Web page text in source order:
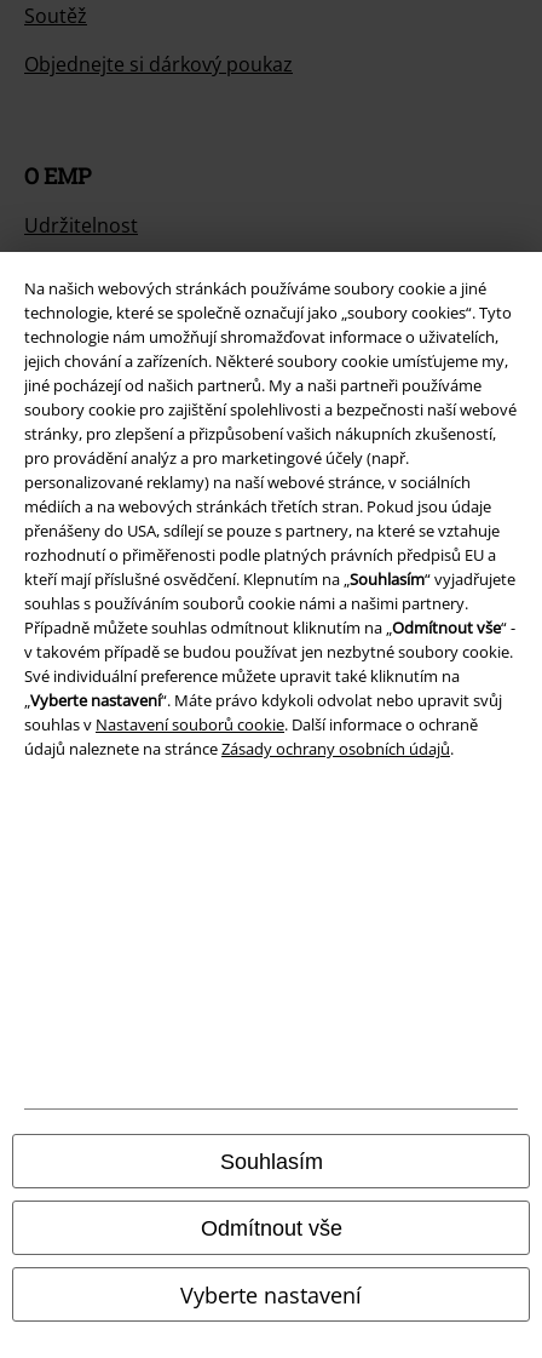
Na našich webových stránkách používáme soubory cookie a jiné
technologie, které se společně označují jako „soubory cookies“. Tyto
technologie nám umožňují shromažďovat informace o uživatelích,
jejich chování a zařízeních. Některé soubory cookie umísťujeme my,
jiné pocházejí od našich partnerů. My a naši partneři používáme
soubory cookie pro zajištění spolehlivosti a bezpečnosti naší webové
stránky, pro zlepšení a přizpůsobení vašich nákupních zkušeností,
pro provádění analýz a pro marketingové účely (např.
personalizované reklamy) na naší webové stránce, v sociálních
médiích a na webových stránkách třetích stran. Pokud jsou údaje
přenášeny do USA, sdílejí se pouze s partnery, na které se vztahuje
rozhodnutí o přiměřenosti podle platných právních předpisů EU a
kteří mají příslušné osvědčení. Klepnutím na „Souhlasím“ vyjadřujete
souhlas s používáním souborů cookie námi a našimi partnery.
Případně můžete souhlas odmítnout kliknutím na „Odmítnout vše“ -
v takovém případě se budou používat jen nezbytné soubory cookie.
Své individuální preference můžete upravit také kliknutím na
„Vyberte nastavení“. Máte právo kdykoli odvolat nebo upravit svůj
souhlas v Nastavení souborů cookie. Další informace o ochraně
údajů naleznete na stránceZásady ochrany osobních údajů.
Souhlasím
Odmítnout vše
Vyberte nastavení
Soutěž
Objednejte si dárkový poukaz
O EMP
Udržitelnost
Staňte se součástí komunity!
Způsoby platby
A Warner Music Group Company